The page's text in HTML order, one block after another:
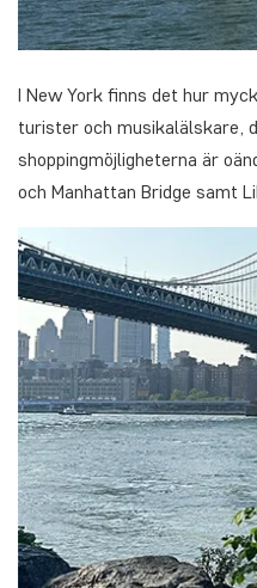
I New York finns det hur
turister och musikalälskare,
shoppingmöjligheterna är
och Manhattan Bridge samt